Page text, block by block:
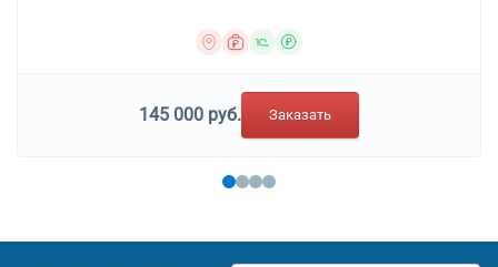
145 000 руб. Заказать